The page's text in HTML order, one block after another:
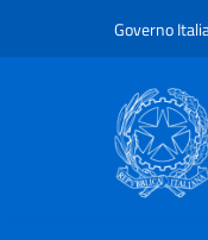
Governo